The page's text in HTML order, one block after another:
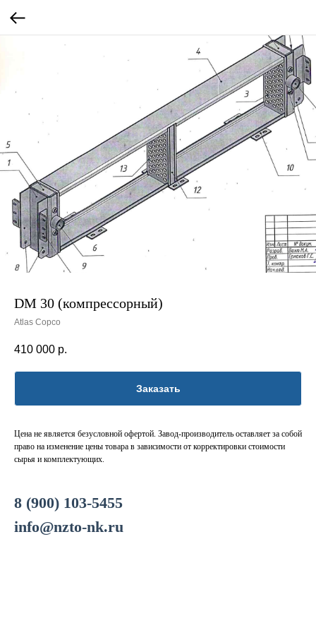
DM 30 (компрессорный)
Atlas Copco
410 000 р.
Заказать
Цена не является безусловной офертой. Завод-производитель оставляет за собой
право на изменение цены товара в зависимости от корректировки стоимости
сырья и комплектующих.
8 (900) 103-5455
info@nzto-nk.ru